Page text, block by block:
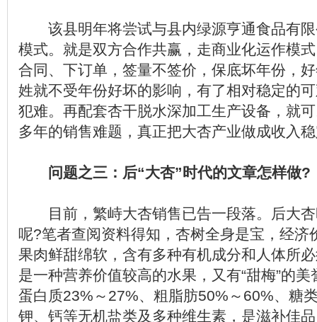
该县明年将尝试与县内绿源亨通食品有限
模式。就是双方合作共赢，走商业化运作模
合同、下订单，签量不签价，保底坏年份，
姓就不受年份好坏的影响，有了相对稳定的
犯难。再配套杏干脱水深加工生产设备，就
多年的销售难题，真正把大杏产业做成收入
问题之三：后“大杏”时代的文章怎样做?
目前，繁峙大杏销售已告一段落。后大杏
呢?笔者查阅资料得知，杏树全身是宝，经济
果肉鲜甜绵软，含有多种有机成分和人体所
是一种营养价值较高的水果，又有“甜梅”的
蛋白质23%～27%、粗脂肪50%～60%、糖
钾、钙等无机盐类及多种维生素，是滋补佳